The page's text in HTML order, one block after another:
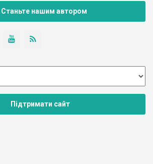
Станьте нашим автором
Підтримати сайт